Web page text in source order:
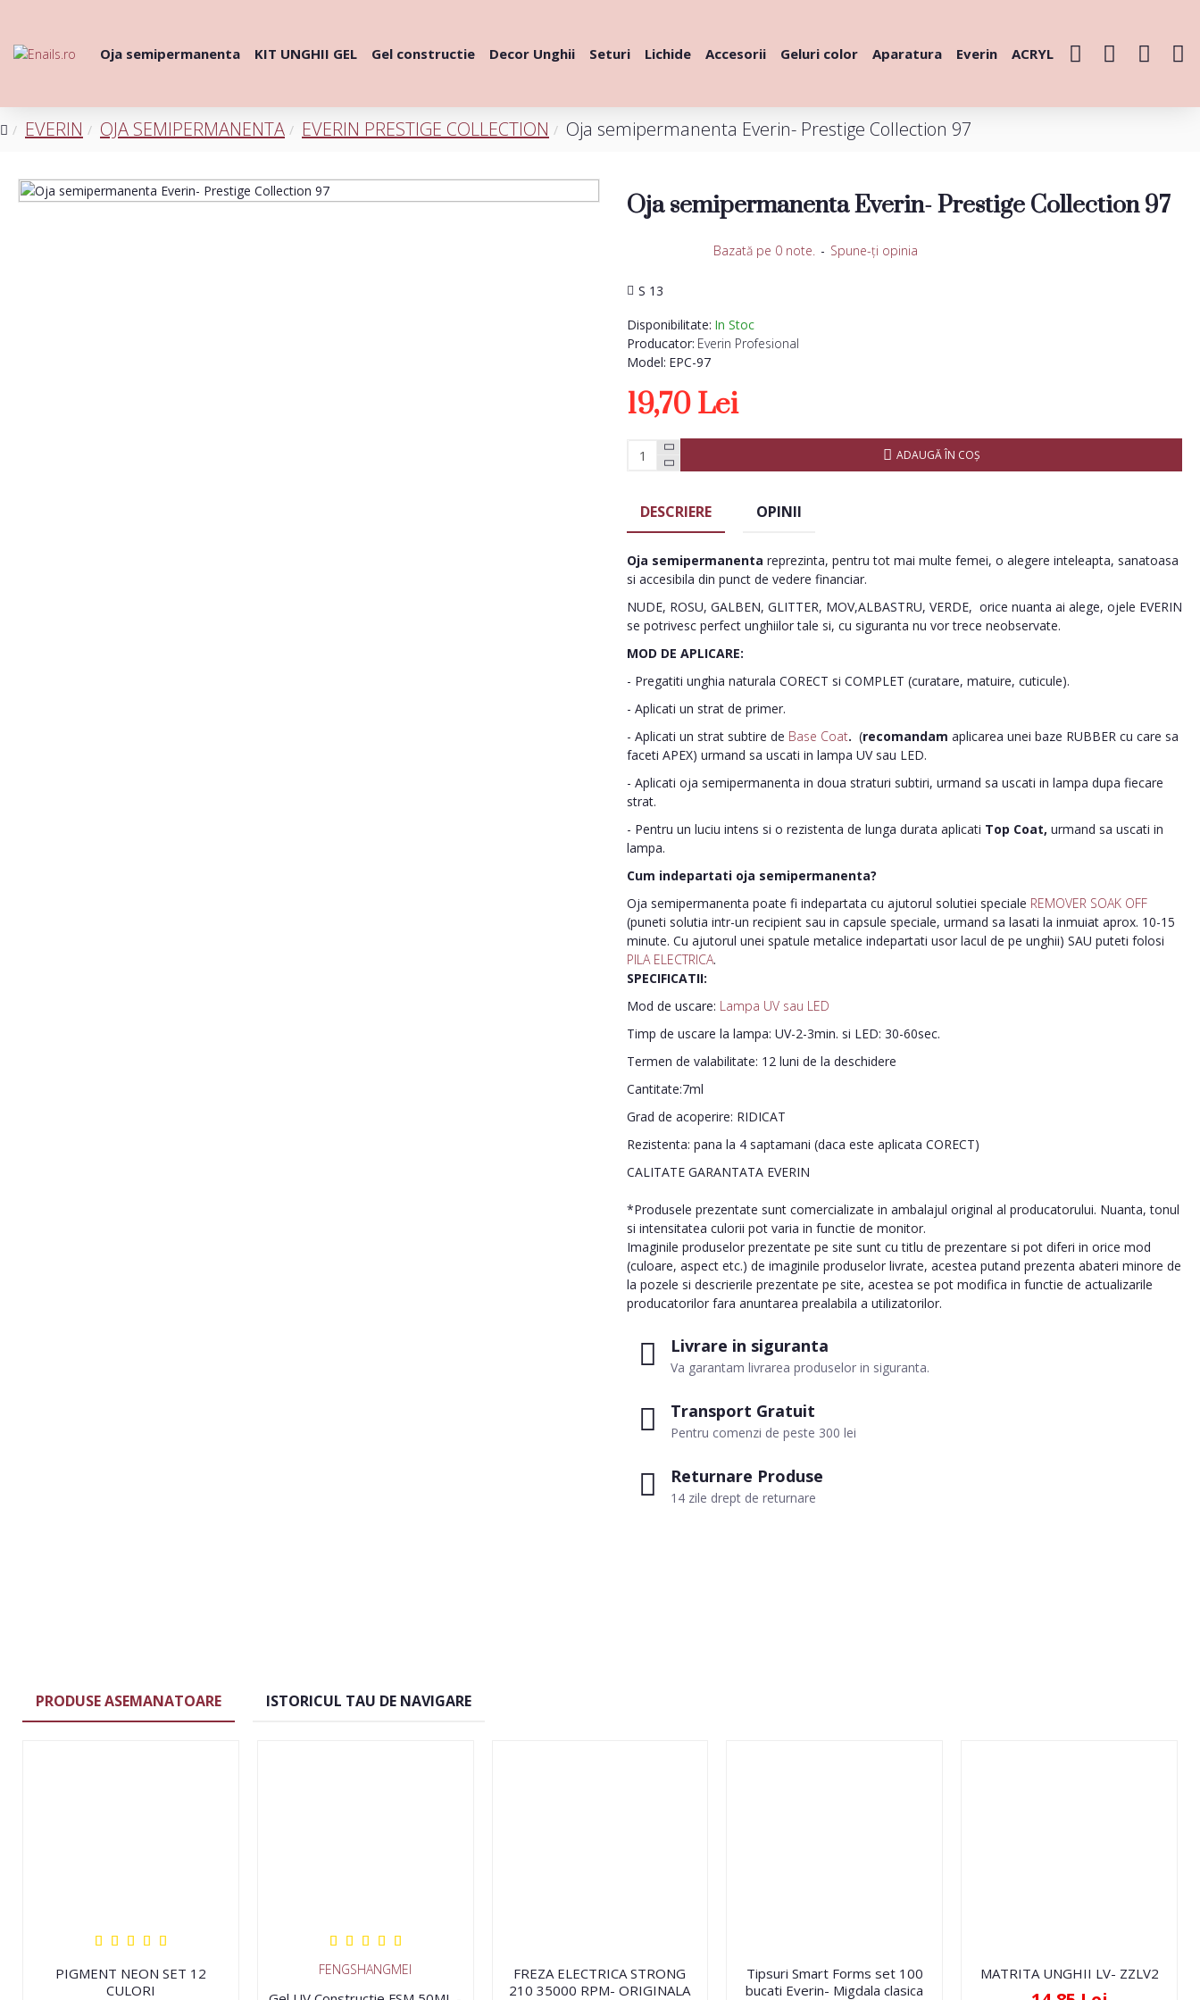
Oja semipermanenta KIT UNGHII GEL Gel constructie Decor Unghii Seturi Lichide Accesorii Geluri color Aparatura Everin ACRYL
EVERIN OJA SEMIPERMANENTA EVERIN PRESTIGE COLLECTION Oja semipermanenta Everin- Prestige Collection 97
Oja semipermanenta Everin- Prestige Collection 97
Disponibilitate: In Stoc
Producator: Everin Profesional
Model: EPC-97
S 13
Bazată pe 0 note. - Spune-ţi opinia
19,70 Lei
ADAUGĂ ÎN COŞ
Livrare in siguranta
Va garantam livrarea produselor in siguranta.
Transport Gratuit
Pentru comenzi de peste 300 lei
Returnare Produse
14 zile drept de returnare
DESCRIERE OPINII
Oja semipermanenta reprezinta, pentru tot mai multe femei, o alegere inteleapta, sanatoasa
si accesibila din punct de vedere financiar.
NUDE, ROSU, GALBEN, GLITTER, MOV,ALBASTRU, VERDE, orice nuanta ai alege, ojele EVERIN
se potrivesc perfect unghiilor tale si, cu siguranta nu vor trece neobservate.
MOD DE APLICARE:
- Pregatiti unghia naturala CORECT si COMPLET (curatare, matuire, cuticule).
- Aplicati un strat de primer.
- Aplicati un strat subtire de Base Coat. (recomandam aplicarea unei baze RUBBER cu care sa
faceti APEX) urmand sa uscati in lampa UV sau LED.
- Aplicati oja semipermanenta in doua straturi subtiri, urmand sa uscati in lampa dupa fiecare
strat.
- Pentru un luciu intens si o rezistenta de lunga durata aplicati Top Coat, urmand sa uscati in
lampa.
Cum indepartati oja semipermanenta?
Oja semipermanenta poate fi indepartata cu ajutorul solutiei speciale REMOVER SOAK OFF
(puneti solutia intr-un recipient sau in capsule speciale, urmand sa lasati la inmuiat aprox. 10-15
minute. Cu ajutorul unei spatule metalice indepartati usor lacul de pe unghii) SAU puteti folosi
PILA ELECTRICA.
SPECIFICATII:
Mod de uscare: Lampa UV sau LED
Timp de uscare la lampa: UV-2-3min. si LED: 30-60sec.
Termen de valabilitate: 12 luni de la deschidere
Cantitate:7ml
Grad de acoperire: RIDICAT
Rezistenta: pana la 4 saptamani (daca este aplicata CORECT)
CALITATE GARANTATA EVERIN
*Produsele prezentate sunt comercializate in ambalajul original al producatorului. Nuanta, tonul
si intensitatea culorii pot varia in functie de monitor.
Imaginile produselor prezentate pe site sunt cu titlu de prezentare si pot diferi in orice mod
(culoare, aspect etc.) de imaginile produselor livrate, acestea putand prezenta abateri minore de
la pozele si descrierile prezentate pe site, acestea se pot modifica in functie de actualizarile
producatorilor fara anuntarea prealabila a utilizatorilor.
PRODUSE ASEMANATOARE ISTORICUL TAU DE NAVIGARE
PIGMENT NEON SET 12
CULORI
FENGSHANGMEI
FREZA ELECTRICA STRONG
210 35000 RPM- ORIGINALA
Tipsuri Smart Forms set 100
bucati Everin- Migdala clasica
MATRITA UNGHII LV- ZZLV2